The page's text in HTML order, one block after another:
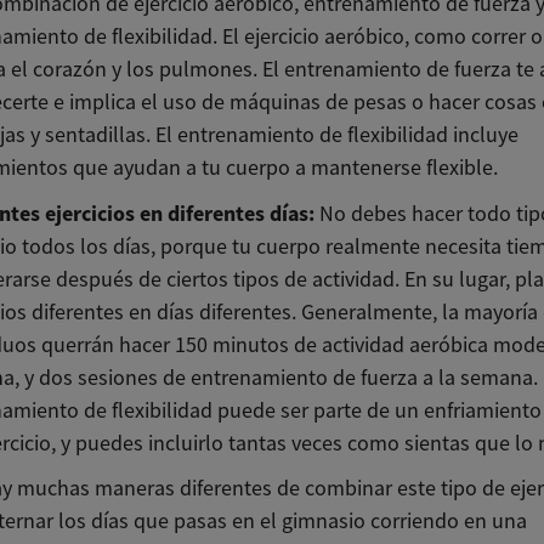
de flexibilidad. El ejercicio aeróbico, como correr
el corazón y los pulmones. El entrenamiento de fuerza te
e implica el uso de máquinas de pesas o hacer cosas
y sentadillas. El entrenamiento de flexibilidad incluye
que ayudan a tu cuerpo a mantenerse flexible.
ejercicios en diferentes días: No debes hacer todo
todos los días, porque tu cuerpo realmente necesita
después de ciertos tipos de actividad. En su lugar,
diferentes en días diferentes. Generalmente, la mayoría
querrán hacer 150 minutos de actividad aeróbica
y dos sesiones de entrenamiento de fuerza a la semana.
de flexibilidad puede ser parte de un
y puedes incluirlo tantas veces como sientas que lo
muchas maneras diferentes de combinar este tipo de
los días que pasas en el gimnasio corriendo en una